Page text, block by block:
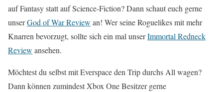
auf Fantasy statt auf Science-Fiction? Dann schaut euch gerne
unserGod of War Review an! Wer seine Roguelikes mit mehr
Knarren bevorzugt, sollte sich ein mal unserImmortal Redneck
Review ansehen.
Möchtest du selbst mit Everspace den Trip durchs All wagen?
Dann können zumindest Xbox One Besitzer gerne